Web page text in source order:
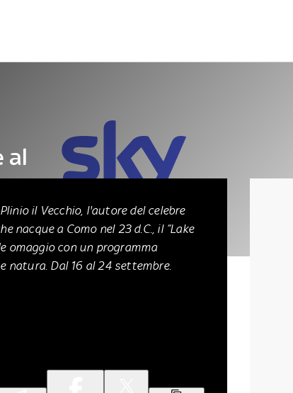
al
il Vecchio, l'autore del celebre
nacquea Como nel 23 d.C., il ”Lake
omaggio con un programma
natura. Dal 16 al 24 settembre.